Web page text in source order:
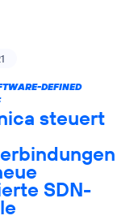
DEFINED
steuert
SDN-